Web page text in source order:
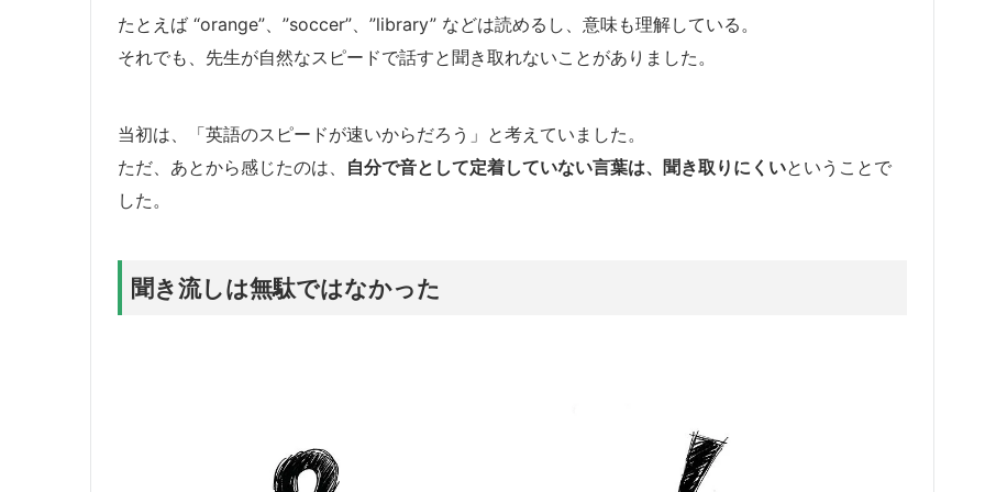
たとえば “orange”、”soccer”、”library” などは読めるし、意味も理解している。
それでも、先生が自然なスピードで話すと聞き取れないことがありました。
当初は、「英語のスピードが速いからだろう」と考えていました。
ただ、あとから感じたのは、 自分で音として定着していない言葉は、聞き取りにくいということで
した。
聞き流しは無駄ではなかった